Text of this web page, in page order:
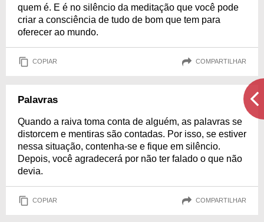
quem é. E é no silêncio da meditação que você pode
criar a consciência de tudo de bom que tem para
oferecer ao mundo.
COPIAR COMPARTILHAR
Palavras
Quando a raiva toma conta de alguém, as palavras se
distorcem e mentiras são contadas. Por isso, se estiver
nessa situação, contenha-se e fique em silêncio.
Depois, você agradecerá por não ter falado o que não
devia.
COPIAR COMPARTILHAR